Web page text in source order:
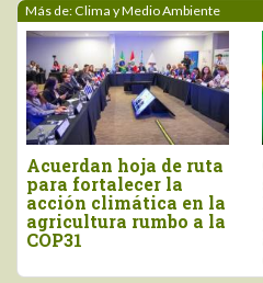
Más de: Clima y Medio Ambiente
“El agro debe
prepararse con
anticipación para
enfrentar los efectos
del Niño Costero”